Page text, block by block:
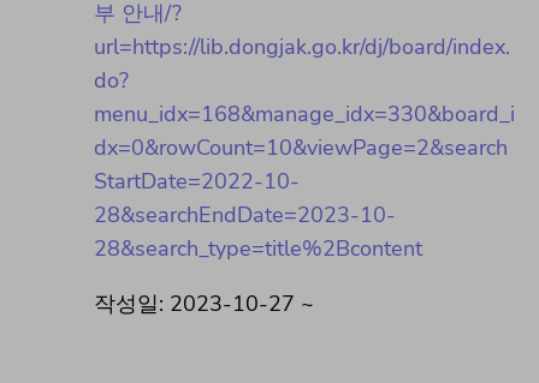
부 안내/?
url=https://lib.dongjak.go.kr/dj/board/index.
do?
menu_idx=168&manage_idx=330&board_i
dx=0&rowCount=10&viewPage=2&search
StartDate=2022-10-
28&searchEndDate=2023-10-
28&search_type=title%2Bcontent
작성일: 2023-10-27 ~